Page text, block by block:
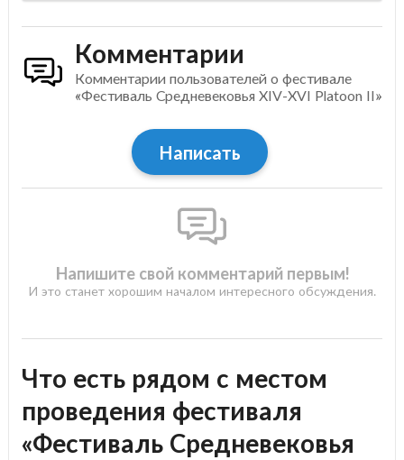
Комментарии
Комментарии пользователей о фестивале
«Фестиваль Средневековья XIV-XVI Platoon II»
Написать
Напишите свой комментарий первым!
И это станет хорошим началом интересного обсуждения.
Что есть рядом с местом
проведения фестиваля
«Фестиваль Средневековья